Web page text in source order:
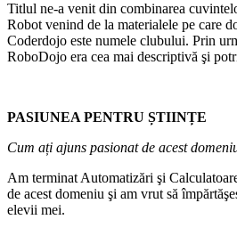
Titlul ne-a venit din combinarea
Robot venind de la materialele pe care
Coderdojo este numele clubului. Prin
RoboDojo era cea mai descriptivă şi
PASIUNEA PENTRU ȘTIINȚE
Cum ați ajuns pasionat de acest
Am terminat Automatizări şi
de acest domeniu şi am vrut să
elevii mei.